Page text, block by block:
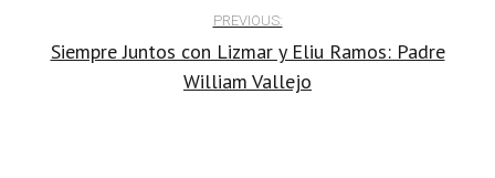
navigation
PREVIOUS:
Siempre Juntos con Lizmar y Eliu Ramos: Padre
William Vallejo